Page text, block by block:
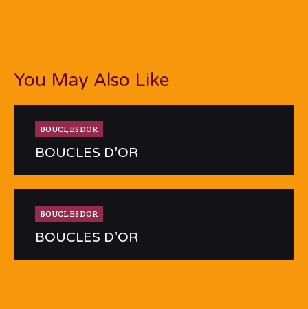
You May Also Like
BOUCLESDOR
BOUCLES D’OR
BOUCLESDOR
BOUCLES D’OR